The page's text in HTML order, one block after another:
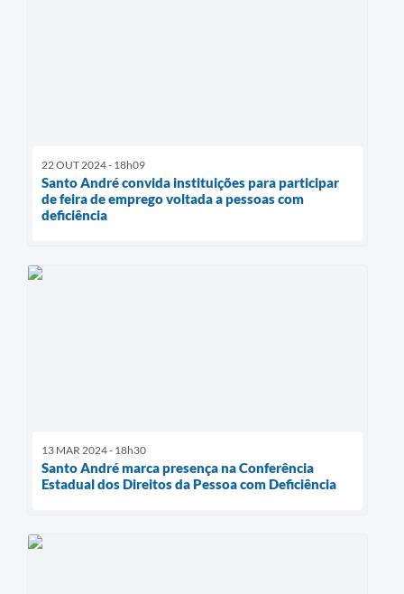
22 OUT 2024 - 18h09
Santo André convida instituições para participar
de feira de emprego voltada a pessoas com
deficiência
13 MAR 2024 - 18h30
Santo André marca presença na Conferência
Estadual dos Direitos da Pessoa com Deficiência